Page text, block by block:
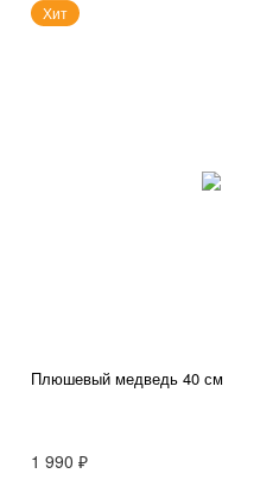
Хит
Плюшевый медведь 40 см
1 990 ₽